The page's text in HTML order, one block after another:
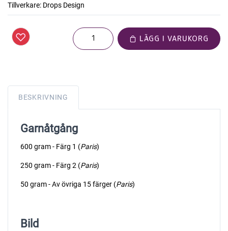
Tillverkare: Drops Design
LÄGG I VARUKORG
BESKRIVNING
Garnåtgång
600 gram - Färg 1 (Paris)
250 gram - Färg 2 (Paris)
50 gram - Av övriga 15 färger (Paris)
Bild